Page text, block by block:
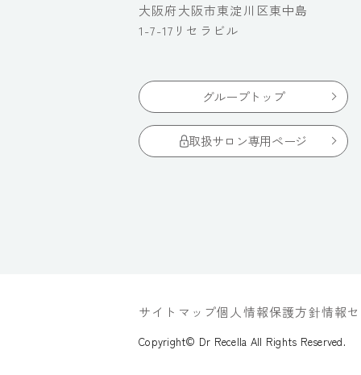
大阪府大阪市東淀川区東中島
1-7-17リセラビル
グループトップ
取扱サロン専用ページ
サイトマップ個人情報保護方針情報
Copyright© Dr Recella All Rights Reserved.